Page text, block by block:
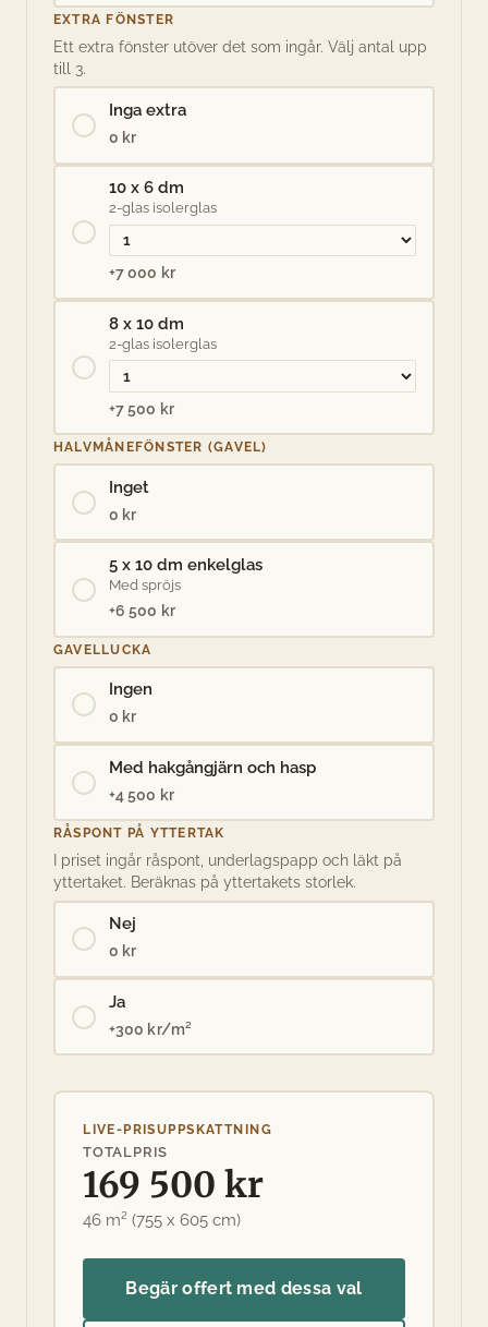
EXTRA FÖNSTER
Ett extra fönster utöver det som ingår. Välj antal upp
till 3.
Inga extra
0 kr
10 x 6 dm
2-glas isolerglas
+7 000 kr
8 x 10 dm
2-glas isolerglas
+7 500 kr
HALVMÅNEFÖNSTER (GAVEL)
Inget
0 kr
5 x 10 dm enkelglas
Med spröjs
+6 500 kr
GAVELLUCKA
Ingen
0 kr
Med hakgångjärn och hasp
+4 500 kr
RÅSPONT PÅ YTTERTAK
I priset ingår råspont, underlagspapp och läkt på
yttertaket. Beräknas på yttertakets storlek.
Nej
0 kr
Ja
+300 kr/m²
LIVE-PRISUPPSKATTNING
TOTALPRIS
169 500 kr
46 m² (755 x 605 cm)
Begär offert med dessa val